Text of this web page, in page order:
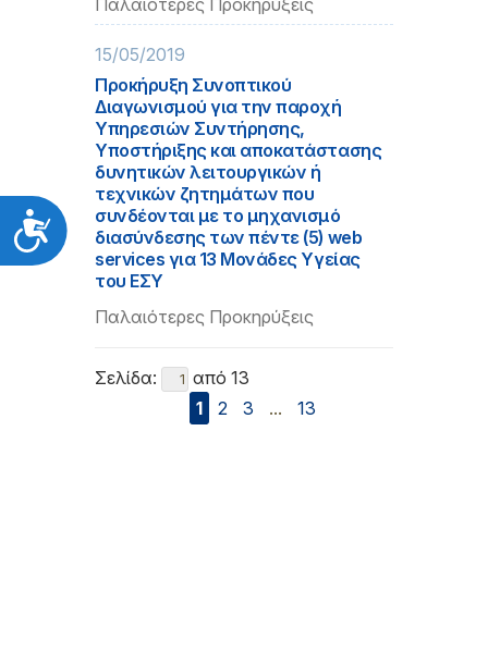
Προσιτότητα
Παλαιότερες Προκηρύξεις
15/05/2019
Προκήρυξη Συνοπτικού
Διαγωνισμού για την παροχή
Υπηρεσιών Συντήρησης,
Υποστήριξης και αποκατάστασης
δυνητικών λειτουργικών ή
τεχνικών ζητημάτων που
συνδέονται με το μηχανισμό
διασύνδεσης των πέντε (5) web
services για 13 Μονάδες Υγείας
του ΕΣΥ
Παλαιότερες Προκηρύξεις
Σελίδα:
από 13
1
2 3 ... 13